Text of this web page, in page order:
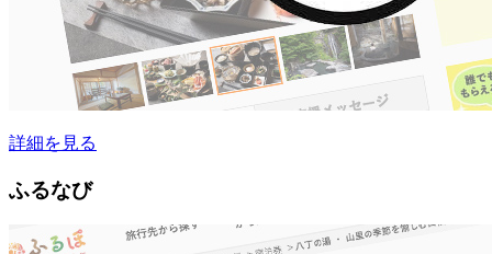
詳細を見る
ふるなび